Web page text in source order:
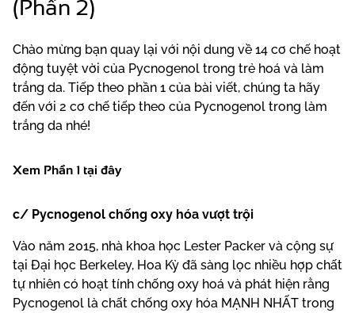
(Phần 2)
Chào mừng bạn quay lại với nội dung về 14 cơ chế hoạt
động tuyệt vời của Pycnogenol trong trẻ hoá và làm
trắng da. Tiếp theo phần 1 của bài viết, chúng ta hãy
đến với 2 cơ chế tiếp theo của Pycnogenol trong làm
trắng da nhé!
Xem Phần 1 tại đây
c/ Pycnogenol chống oxy hóa vượt trội
Vào năm 2015, nhà khoa học Lester Packer và cộng sự
tại Đại học Berkeley, Hoa Kỳ đã sàng lọc nhiều hợp chất
tự nhiên có hoạt tính chống oxy hoá và phát hiện rằng
Pycnogenol là chất chống oxy hóa MẠNH NHẤT trong